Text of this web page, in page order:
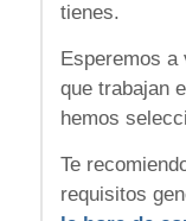
tienes.
Esperemos a
que trabajan
hemos
Te
requisitos